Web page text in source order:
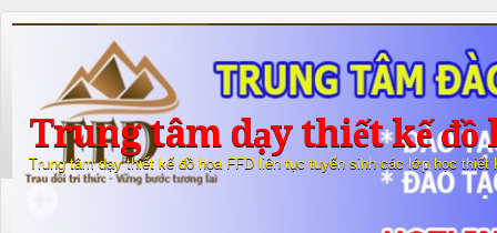
Trung tâm dạy thiết kế đồ
Trung tâm dạy thiết kế đồ họa FFD liên tục tuyển sinh các lớp học thiết